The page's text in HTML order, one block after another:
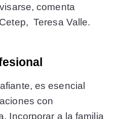
comenta
Teresa Valle.
es esencial
con
Incorporar a la familia